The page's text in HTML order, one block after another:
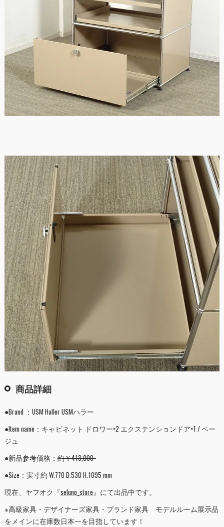
商品詳細
●Brand ：USM Haller USMハラー
●Item name：キャビネット ドロワー×2 エクステンションドア×1 / ベー
ジュ
●新品参考価格： 約￥413,000-
●Size：実寸約 W.770 D.530 H.1095 mm
現在、ヤフオク『seluno_store』にて出品中です。
※高級家具・デザイナーズ家具・ブランド家具 モデルルーム展示品
をメインに在庫数日本一を目指しています！